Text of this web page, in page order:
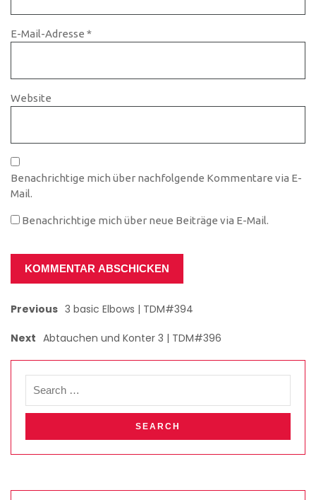
E-Mail-Adresse *
Website
Benachrichtige mich über nachfolgende Kommentare via E-
Mail.
Benachrichtige mich über neue Beiträge via E-Mail.
Previous 3 basic Elbows | TDM#394
Next Abtauchen und Konter 3 | TDM#396